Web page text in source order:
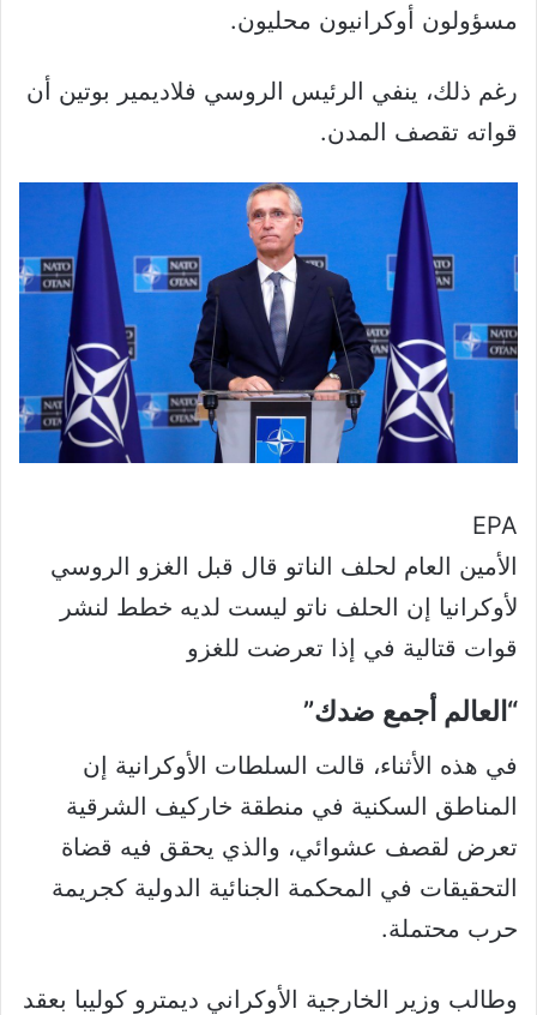
مسؤولون أوكرانيون محليون.
رغم ذلك، ينفي الرئيس الروسي فلاديمير بوتين أن
قواته تقصف المدن.
EPA
الأمين العام لحلف الناتو قال قبل الغزو الروسي
لأوكرانيا إن الحلف ناتو ليست لديه خطط لنشر
قوات قتالية في إذا تعرضت للغزو
“العالم أجمع ضدك”
في هذه الأثناء، قالت السلطات الأوكرانية إن
المناطق السكنية في منطقة خاركيف الشرقية
تعرض لقصف عشوائي، والذي يحقق فيه قضاة
التحقيقات في المحكمة الجنائية الدولية كجريمة
حرب محتملة.
وطالب وزير الخارجية الأوكراني ديمترو كوليبا بعقد